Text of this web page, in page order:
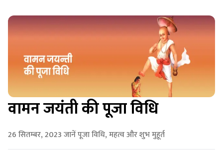
वामन जयंती की पूजा विधि
26 सितम्बर, 2023 जानें पूजा विधि, महत्व और शुभ मुहूर्त